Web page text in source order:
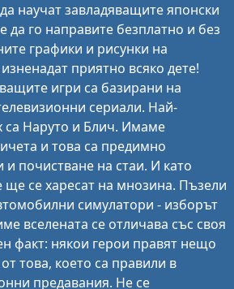
научат завладяващите японски
го направите безплатно и без
графики и рисунки на
приятно всяко дете!
игри са базирани на
сериали. Най-
са Наруто и Блич. Имаме
и това са предимно
и почистване на стаи. И като
ще се харесат на мнозина. Пъзели
симулатори - изборът
вселената се отличава със своя
факт: някои герои правят нещо
това, което са правили в
предавания. Не се